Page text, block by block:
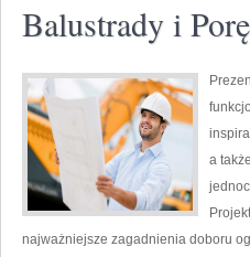
Balustrady i
a
najważniejsze zagadnienia doboru